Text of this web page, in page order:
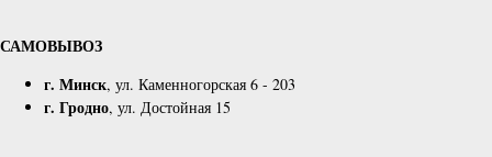
САМОВЫВОЗ
г. Минск, ул. Каменногорская 6 - 203
г. Гродно, ул. Достойная 15